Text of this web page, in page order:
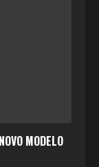
MODELO